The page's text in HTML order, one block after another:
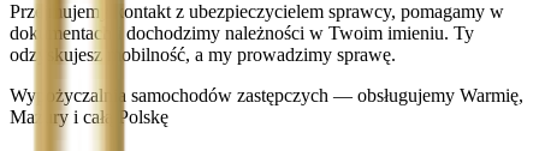
Przejmujemy kontakt z ubezpieczycielem sprawcy, pomagamy w
dokumentach i dochodzimy należności w Twoim imieniu. Ty
odzyskujesz mobilność, a my prowadzimy sprawę.
Wypożyczalnia samochodów zastępczych — obsługujemy Warmię,
Mazury i całą Polskę